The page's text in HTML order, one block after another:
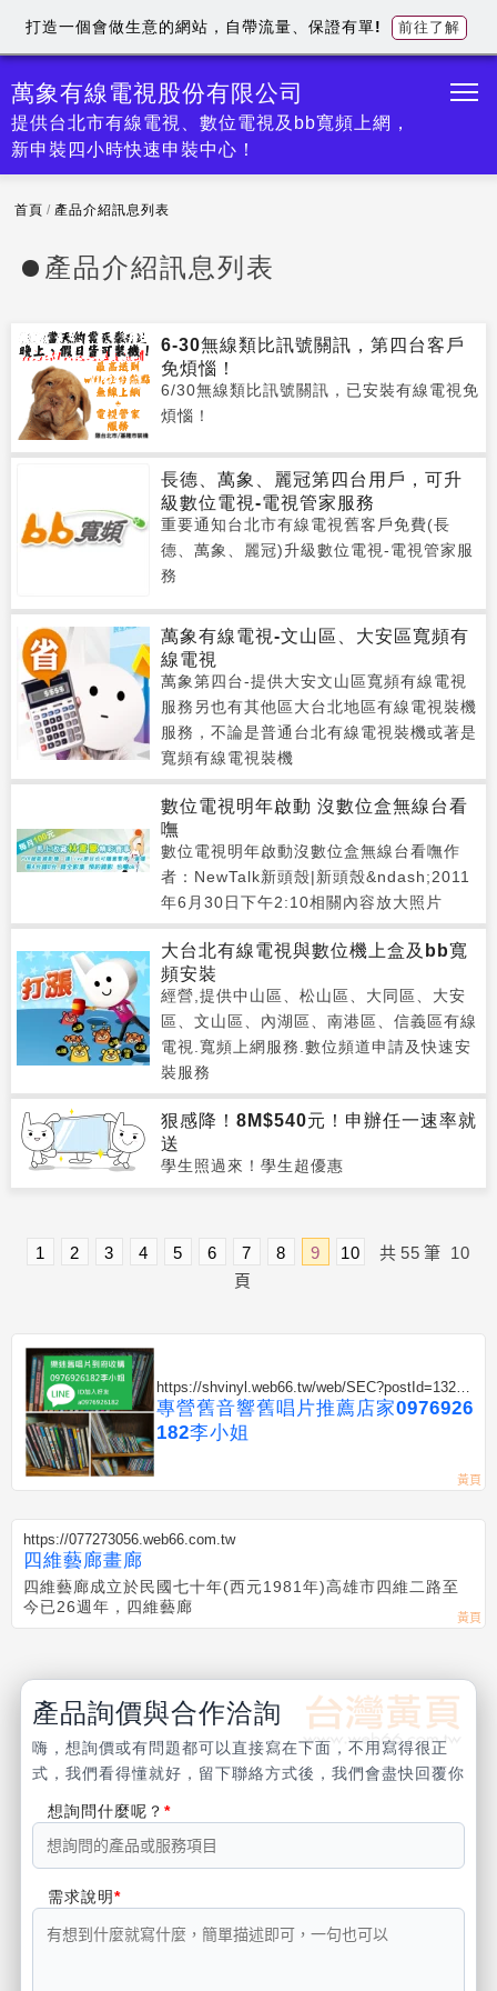
萬象有線電視股份有限公司
提供台北市有線電視、數位電視及bb寬頻上網，
新申裝四小時快速申裝中心！
首頁 / 產品介紹訊息列表
產品介紹訊息列表
6-30無線類比訊號關訊，第四台客戶
免煩惱！
6/30無線類比訊號關訊，已安裝有線電視免
煩惱！
長德、萬象、麗冠第四台用戶，可升
級數位電視-電視管家服務
重要通知台北市有線電視舊客戶免費(長
德、萬象、麗冠)升級數位電視-電視管家服
務
萬象有線電視-文山區、大安區寬頻有
線電視
萬象第四台-提供大安文山區寬頻有線電視
服務另也有其他區大台北地區有線電視裝機
服務，不論是普通台北有線電視裝機或著是
寬頻有線電視裝機
數位電視明年啟動 沒數位盒無線台看
嘸
數位電視明年啟動沒數位盒無線台看嘸作
者：NewTalk新頭殼|新頭殼&ndash;2011
年6月30日下午2:10相關內容放大照片
大台北有線電視與數位機上盒及bb寬
頻安裝
經營,提供中山區、松山區、大同區、大安
區、文山區、內湖區、南港區、信義區有線
電視.寬頻上網服務.數位頻道申請及快速安
裝服務
狠感降！8M$540元！申辦任一速率就
送
學生照過來！學生超優惠
1 2 3 4 5 6 7 8 9 10 共 55 筆 10
頁
https://shvinyl.web66.tw/web/SEC?postId=13241
43
專營舊音響舊唱片推薦店家0976926
182李小姐
https://077273056.web66.com.tw
四維藝廊畫廊
四維藝廊成立於民國七十年(西元1981年)高雄市四維二路至
今已26週年，四維藝廊
產品詢價與合作洽詢
嗨，想詢價或有問題都可以直接寫在下面，不用寫得很正
式，我們看得懂就好，留下聯絡方式後，我們會盡快回覆你
想詢問什麼呢？
需求說明
打造一個會做生意的網站，自帶流量、保證有單! 前往了解